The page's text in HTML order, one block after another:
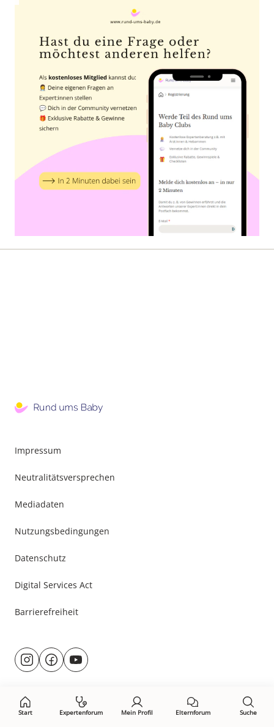
Start Expertenforum Mein Profil Elternforum Suche
Impressum
Neutralitätsversprechen
Mediadaten
Nutzungsbedingungen
Datenschutz
Digital Services Act
Barrierefreiheit
Besuche
uns@rund.ums.baby
facebook.com/rundumsbaby.de
youtube.com/@rundumsbaby_